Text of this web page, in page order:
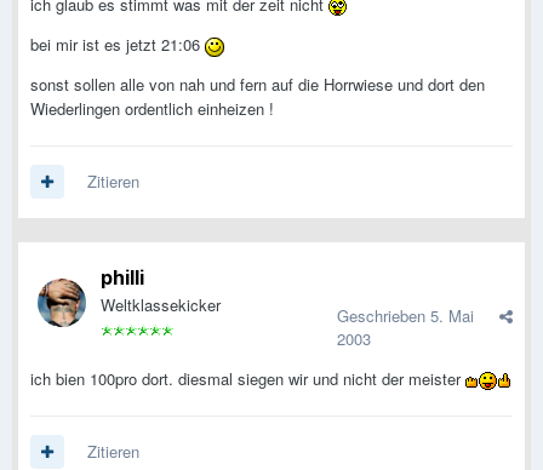
ich glaub es stimmt was mit der zeit nicht
bei mir ist es jetzt 21:06
sonst sollen alle von nah und fern auf die Horrwiese und dort den
Wiederlingen ordentlich einheizen !
Zitieren
philli
Weltklassekicker Geschrieben 5. Mai
2003
ich bien 100pro dort. diesmal siegen wir und nicht der meister
Zitieren